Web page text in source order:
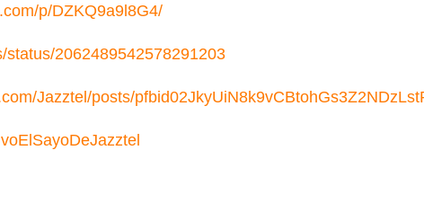
p/DZKQ9a9l8G4/
status/2062489542578291203
Jazztel/posts/